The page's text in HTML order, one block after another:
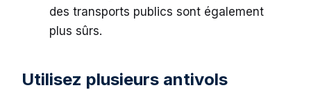
des transports publics sont également
plus sûrs.
Utilisez plusieurs antivols